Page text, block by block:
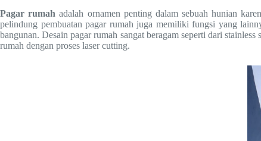
Pagar rumah adalah ornamen penting dalam sebuah hunian
pelindung pembuatan pagar rumah juga memiliki fungsi yang
bangunan. Desain pagar rumah sangat beragam seperti dari
rumah dengan proses laser cutting.